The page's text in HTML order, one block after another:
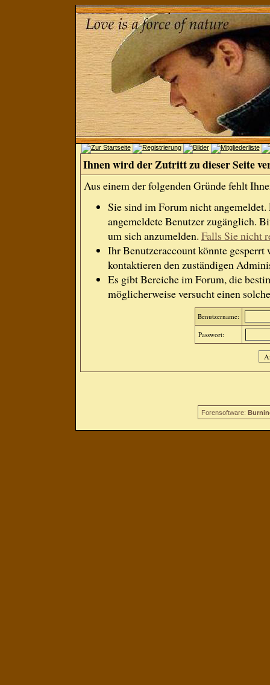
Ihnen wird der Zutritt zu dieser Seite
Aus einem der folgenden Gründe fehlt
Sie sind im Forum nicht
angemeldete Benutzer zugänglich.
um sich anzumelden. Falls Sie nicht
Ihr Benutzeraccount könnte gesperrt
kontaktieren den zuständigen
Es gibt Bereiche im Forum, die
möglicherweise versucht einen
Benutzername:
Passwort:
Forensoftware: